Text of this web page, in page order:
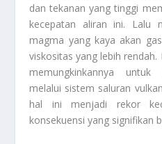
dan tekanan yang tinggi
kecepatan aliran ini. Lalu
magma yang kaya akan
viskositas yang lebih
memungkinkannya
melalui sistem saluran
hal ini menjadi rekor
konsekuensi yang signifikan